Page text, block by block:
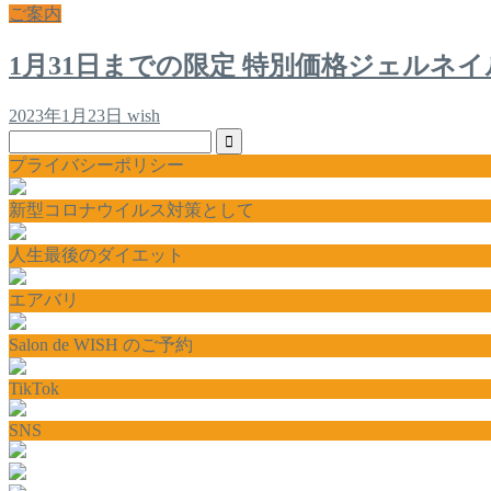
ご案内
1月31日までの限定 特別価格ジェルネイ
2023年1月23日 wish
プライバシーポリシー
新型コロナウイルス対策として
人生最後のダイエット
エアバリ
Salon de WISH のご予約
TikTok
SNS